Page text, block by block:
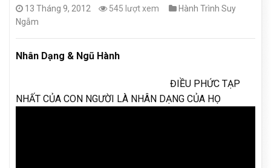
13 Tháng 9, 2012 545 lượt xem
Hành Trình Suy
Ngẫm
Nhân Dạng & Ngũ Hành
ĐIỀU PHỨC TẠP
NHẤT CỦA CON NGƯỜI LÀ NHÂN DẠNG CỦA HỌ